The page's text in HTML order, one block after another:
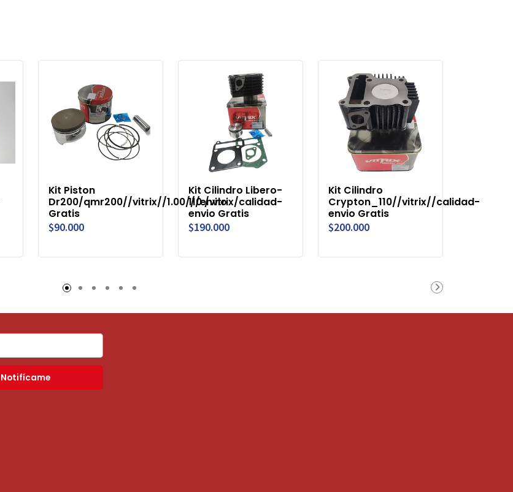
Kit Piston
Dr200/qmr200//vitrix//1.00///envio
Gratis
$90.000
Kit Cilindro Libero-
110 /vitrix/calidad-
envio Gratis
$190.000
Kit Cilindro
Crypton_110//vitrix//calidad-
envio Gratis
$200.000
Notifícame